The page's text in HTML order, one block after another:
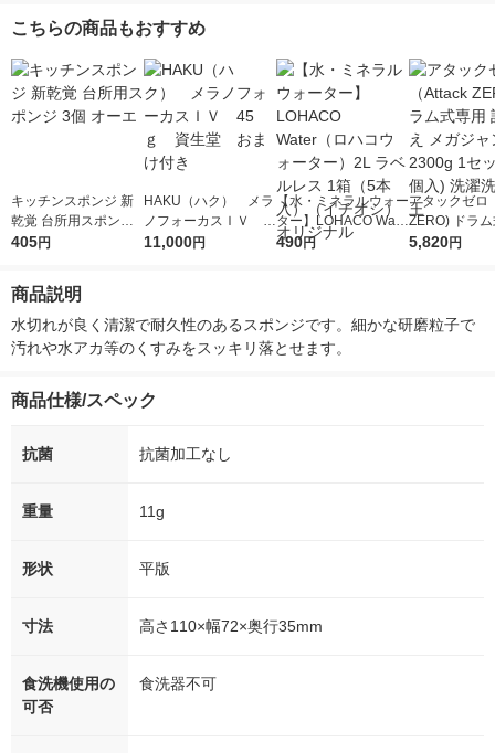
オリジナル
こちらの商品もおすすめ
キッチンスポンジ 新
乾覚 台所用スポンジ
3個 オーエ
405円
HAKU（ハク） メラ
ノフォーカスＩＶ 4
5ｇ 資生堂 おまけ
11,000円
【水・ミネラルウォー
ター】LOHACO Wate
r（ロハコウォータ
490円
アタックゼロ
ZERO) ドラ
詰め替え メガ
5,820円
商品説明
水切れが良く清潔で耐久性のあるスポンジです。細かな研磨粒子で
汚れや水アカ等のくすみをスッキリ落とせます。
商品仕様/スペック
抗菌 抗菌加工なし
重量 11g
形状 平版
寸法 高さ110×幅72×奥行35mm
食洗機使用の
可否
食洗器不可